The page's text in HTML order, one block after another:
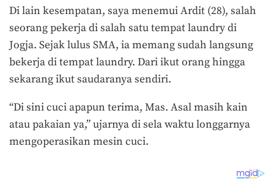
Di lain kesempatan, saya menemui Ardit (28), salah
seorang pekerja di salah satu tempat laundry di
Jogja. Sejak lulus SMA, ia memang sudah langsung
bekerja di tempat laundry. Dari ikut orang hingga
sekarang ikut saudaranya sendiri.
“Di sini cuci apapun terima, Mas. Asal masih kain
atau pakaian ya,” ujarnya di sela waktu longgarnya
mengoperasikan mesin cuci.